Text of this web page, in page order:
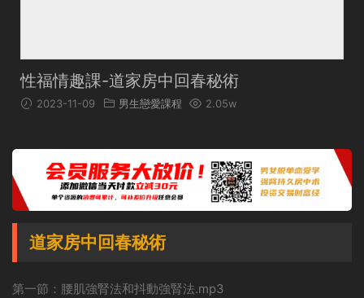
性福情趣課-道家房中回春秘術
2023-11-09 男生戀愛課程 2.05w
道家房中回春秘術
第一節：腰肌強腎法和抖動強腎法.mp3